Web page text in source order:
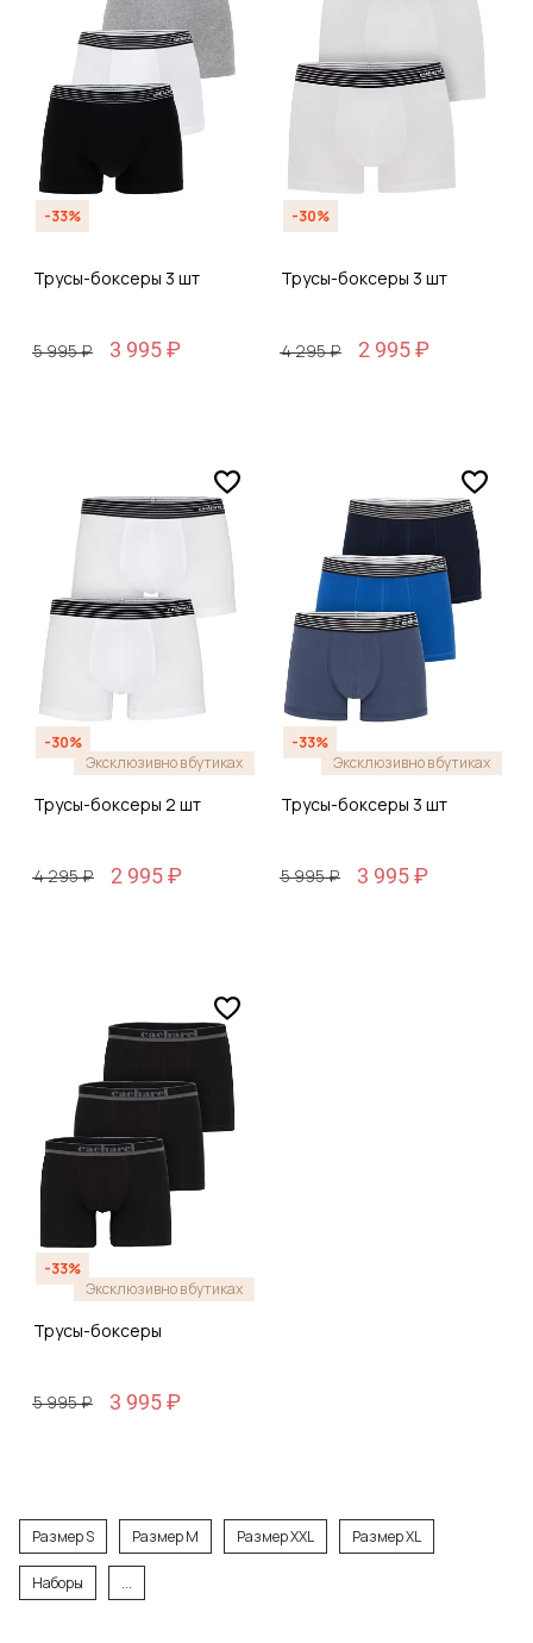
-33%
Трусы-боксеры 3 шт
5 995 ₽ 3 995 ₽
-30%
Трусы-боксеры 3 шт
4 295 ₽ 2 995 ₽
-30%
Эксклюзивно в бутиках
Трусы-боксеры 2 шт
4 295 ₽ 2 995 ₽
-33%
Эксклюзивно в бутиках
Трусы-боксеры 3 шт
5 995 ₽ 3 995 ₽
-33%
Эксклюзивно в бутиках
Трусы-боксеры
5 995 ₽ 3 995 ₽
Размер S Размер M Размер XXL Размер XL
Наборы ...